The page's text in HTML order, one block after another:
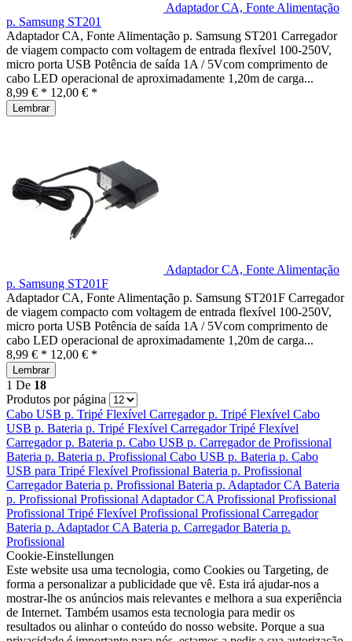
Adaptador CA, Fonte Alimentação
p. Samsung ST201
Adaptador CA, Fonte Alimentação p. Samsung ST201 Carregador
de viagem compacto com voltagem de entrada flexível 100-250V,
micro porta USB Potência de saída 1A / 5Vcom comprimento de
cabo LED operacional de aproximadamente 1,20m de carga...
8,99 € * 12,00 € *
Lembrar
Adaptador CA, Fonte Alimentação
p. Samsung ST201F
Adaptador CA, Fonte Alimentação p. Samsung ST201F Carregador
de viagem compacto com voltagem de entrada flexível 100-250V,
micro porta USB Potência de saída 1A / 5Vcom comprimento de
cabo LED operacional de aproximadamente 1,20m de carga...
8,99 € * 12,00 € *
Lembrar
1 De 18
Produtos por página
Cabo USB p. Tripé Flexível Carregador p. Tripé Flexível Cabo
USB p. Bateria p. Tripé Flexível CarregadorTripé Flexível
Carregador p. Bateria p. Cabo USB p. Carregador de Profissional
Bateria p. Bateria p. Profissional Cabo USB p. Bateria p. Cabo
USB para Tripé Flexível Profissional Bateria p. Profissional
CarregadorBateria p. Profissional Bateria p. Adaptador CA Bateria
p. Profissional Profissional Adaptador CA Profissional Profissional
Profissional Tripé Flexível Profissional Profissional Carregador
Bateria p. Adaptador CA Bateria p. CarregadorBateria p.
Profissional
Cookie-Einstellungen
Este website usa uma tecnologia, como Cookies ou Targeting, de
forma a personalizar a publicidade que vê. Esta irá ajudar-nos a
mostrar-lhe os anúncios mais relevantes e melhora a sua experiência
de Internet. Também usamos esta tecnologia para medir os
resultados ou alinhar o conteúdo do nosso website. Porque a sua